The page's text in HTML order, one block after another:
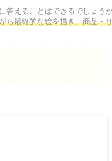
答えることはできるでしょう
ら最終的な絵を描き、商品・